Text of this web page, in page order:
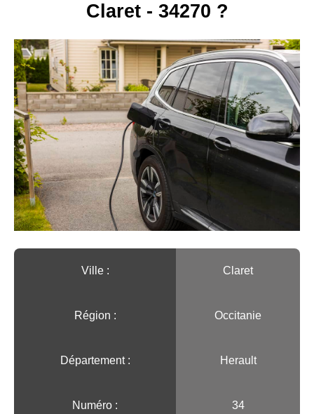
Claret - 34270 ?
Ville :️ Claret
Région :️ Occitanie
Département : Herault
Numéro : 34